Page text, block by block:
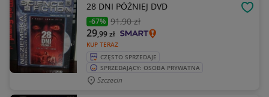
28 DNI PÓŹNIEJ DVD
-67% 91,90 zł
KUP TERAZ
29,99zł
CZĘSTO SPRZEDAJE
SPRZEDAJĄCY: OSOBA PRYWATNA
Szczecin